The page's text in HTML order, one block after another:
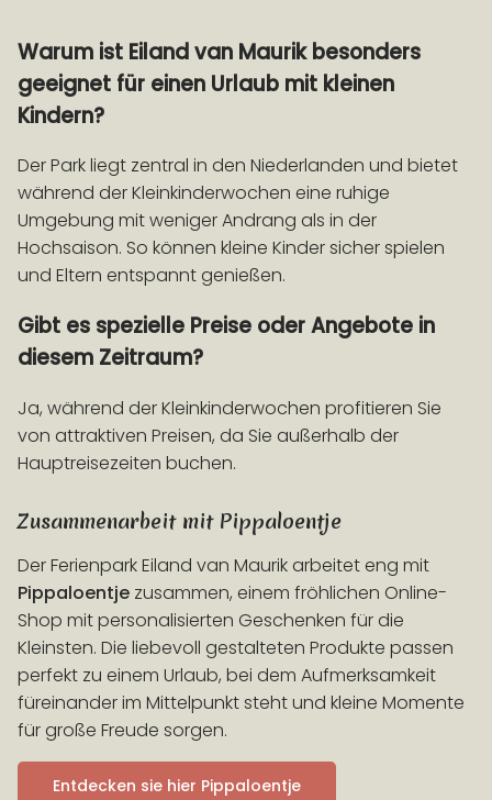
Warum ist Eiland van Maurik besonders
geeignet für einen Urlaub mit kleinen
Kindern?
Der Park liegt zentral in den Niederlanden und bietet
während der Kleinkinderwochen eine ruhige
Umgebung mit weniger Andrang als in der
Hochsaison. So können kleine Kinder sicher spielen
und Eltern entspannt genießen.
Gibt es spezielle Preise oder Angebote in
diesem Zeitraum?
Ja, während der Kleinkinderwochen profitieren Sie
von attraktiven Preisen, da Sie außerhalb der
Hauptreisezeiten buchen.
Zusammenarbeit mit Pippaloentje
Der Ferienpark Eiland van Maurik arbeitet eng mit
Pippaloentje zusammen, einem fröhlichen Online-
Shop mit personalisierten Geschenken für die
Kleinsten. Die liebevoll gestalteten Produkte passen
perfekt zu einem Urlaub, bei dem Aufmerksamkeit
füreinander im Mittelpunkt steht und kleine Momente
für große Freude sorgen.
Entdecken sie hier Pippaloentje